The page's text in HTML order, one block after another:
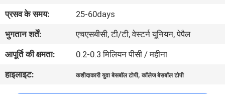
संपर्क
करें
समाचार
प्रसव के समय:
25-60days
भुगतान शर्तें:
एचएसबीसी, टी/टी, वेस्टर्न यूनियन, पेपैल
आपूर्ति की क्षमता:
0.2-0.3 मिलियन पीसी / महीना
हाइलाइट:
कशीदाकारी युवा बेसबॉल टोपी,कॉलेज बेसबॉल टोपी